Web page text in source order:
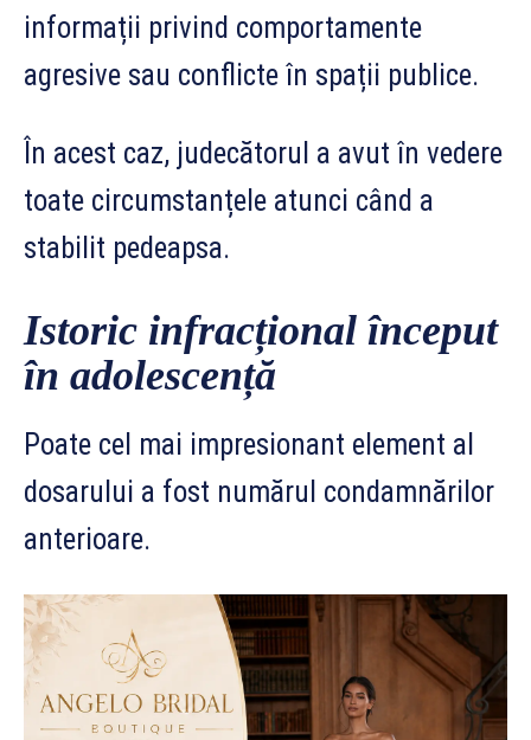
informații privind comportamente
agresive sau conflicte în spații publice.
În acest caz, judecătorul a avut în vedere
toate circumstanțele atunci când a
stabilit pedeapsa.
Istoric infracțional început
în adolescență
Poate cel mai impresionant element al
dosarului a fost numărul condamnărilor
anterioare.